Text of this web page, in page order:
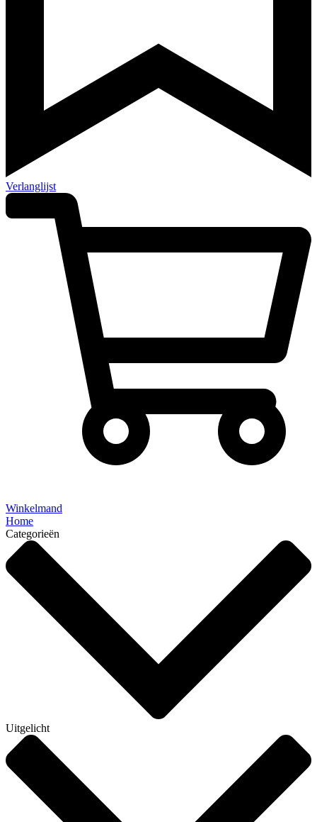
Verlanglijst
Winkelmand
Home
Categorieën
Uitgelicht